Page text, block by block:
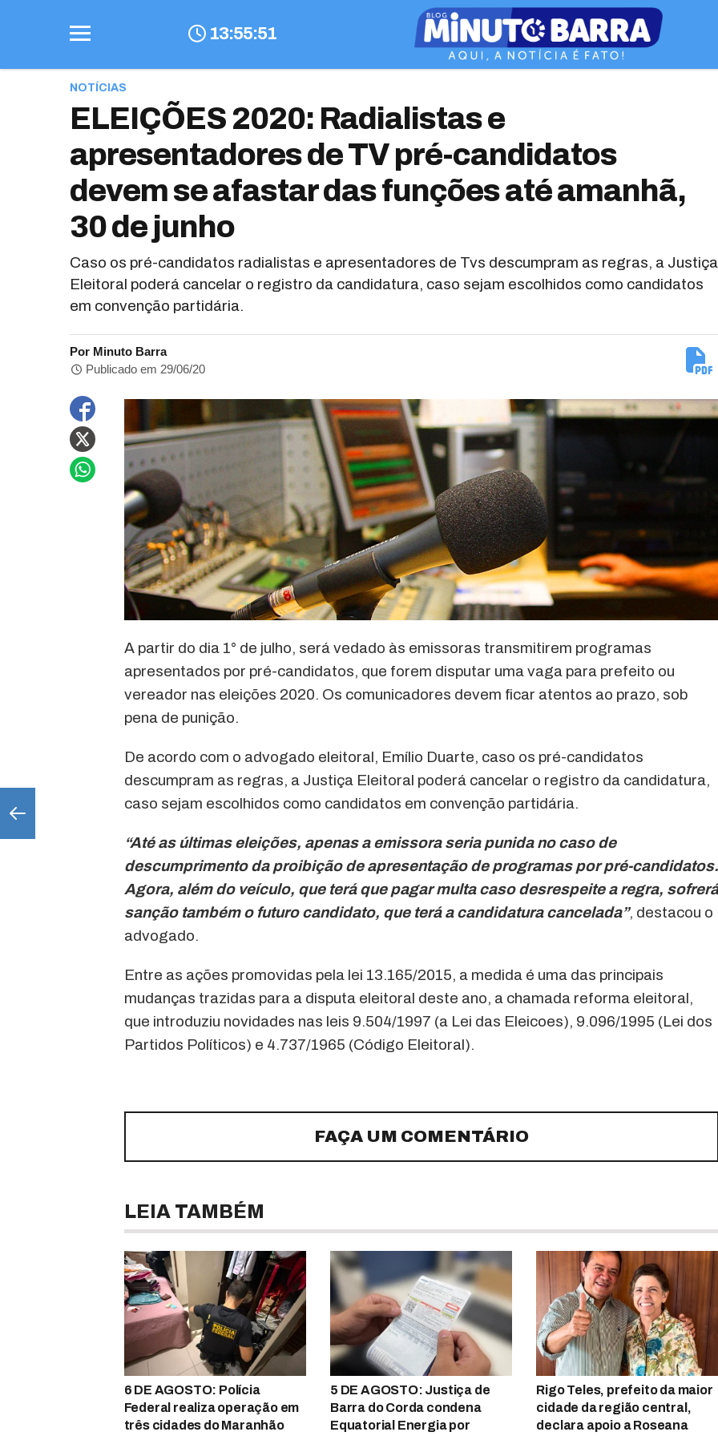
13:55:52
NOTÍCIAS
ELEIÇÕES 2020: Radialistas e
apresentadores de TV pré-candidatos
devem se afastar das funções até amanhã,
30 de junho
Caso os pré-candidatos radialistas e apresentadores de Tvs descumpram as regras, a Justiça
Eleitoral poderá cancelar o registro da candidatura, caso sejam escolhidos como candidatos
em convenção partidária.
Por Minuto Barra
Publicado em 29/06/20
A partir do dia 1° de julho, será vedado às emissoras transmitirem programas
apresentados por pré-candidatos, que forem disputar uma vaga para prefeito ou
vereador nas eleições 2020. Os comunicadores devem ficar atentos ao prazo, sob
pena de punição.
De acordo com o advogado eleitoral, Emílio Duarte, caso os pré-candidatos
descumpram as regras, a Justiça Eleitoral poderá cancelar o registro da candidatura,
caso sejam escolhidos como candidatos em convenção partidária.
“Até as últimas eleições, apenas a emissora seria punida no caso de
descumprimento da proibição de apresentação de programas por pré-candidatos.
Agora, além do veículo, que terá que pagar multa caso desrespeite a regra, sofrerá
sanção também o futuro candidato, que terá a candidatura cancelada”, destacou o
advogado.
Entre as ações promovidas pela lei 13.165/2015, a medida é uma das principais
mudanças trazidas para a disputa eleitoral deste ano, a chamada reforma eleitoral,
que introduziu novidades nas leis 9.504/1997 (a Lei das Eleicoes), 9.096/1995 (Lei dos
Partidos Políticos) e 4.737/1965 (Código Eleitoral).
FAÇA UM COMENTÁRIO
LEIA TAMBÉM
6 DE AGOSTO: Polícia
Federal realiza operação em
três cidades do Maranhão
5 DE AGOSTO: Justiça de
Barra do Corda condena
Equatorial Energia por
Rigo Teles, prefeito da maior
cidade da região central,
declara apoio a Roseana